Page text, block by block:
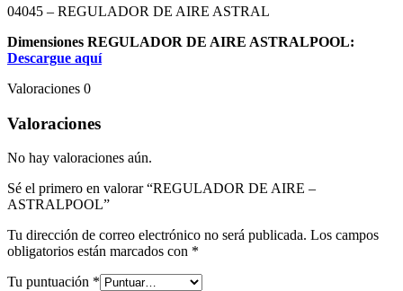
04045 – REGULADOR DE AIRE ASTRAL
Dimensiones REGULADOR DE AIRE ASTRALPOOL:
Descargue aquí
Valoraciones 0
Valoraciones
No hay valoraciones aún.
Sé el primero en valorar “REGULADOR DE AIRE –
ASTRALPOOL”
Tu dirección de correo electrónico no será publicada. Los campos
obligatorios están marcados con *
Tu puntuación *